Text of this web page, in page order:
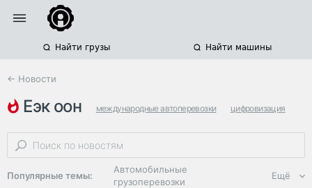
Найти грузы Найти машины
← Новости
еэк оон международные автоперевозки цифровизация
центральная азия
Популярные темы:
Автомобильные
грузоперевозки
Ещё